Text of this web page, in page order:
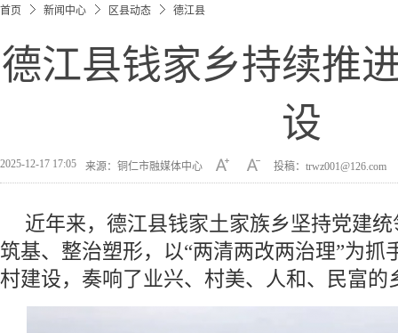
首页 新闻中心 区县动态 德江县
德江县钱家乡持续推
设
2025-12-17 17:05 来源：铜仁市融媒体中心 投稿：trwz001@126.com
近年来，德江县钱家土家族乡坚持党建
筑基、整治塑形，以“两清两改两治理”为抓
村建设，奏响了业兴、村美、人和、民富的